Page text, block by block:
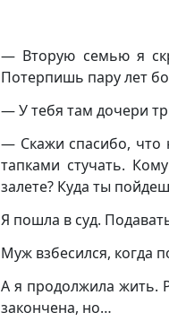
— Вторую семью я
Потерпишь пару лет
— У тебя там дочери
— Скажи спасибо, что
тапками стучать.
залете? Куда ты
Я пошла в суд.
Муж взбесился, когда
А я продолжила жить.
закончена, но…